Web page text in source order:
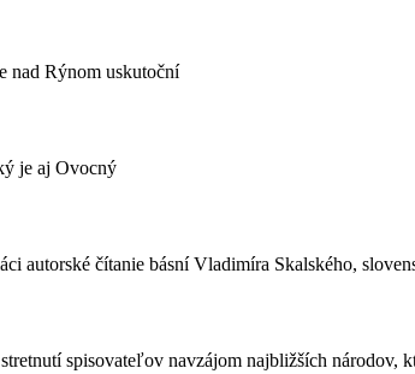
nad Rýnom uskutoční
je aj Ovocný
čítanie básní Vladimíra Skalského,
spisovateľov navzájom najbližších národov,